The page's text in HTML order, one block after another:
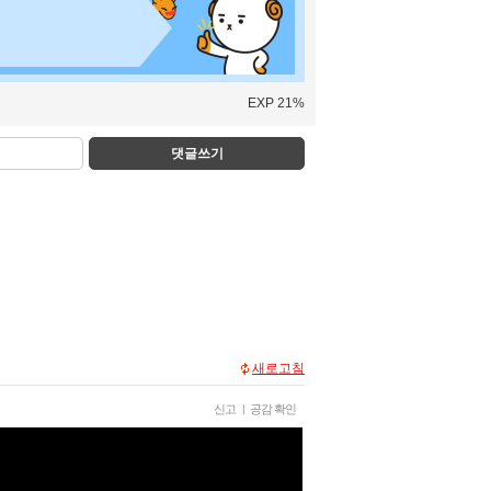
EXP 21%
댓글쓰기
새로고침
신고 | 공감 확인